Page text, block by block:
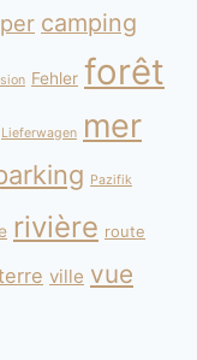
camping
Fehler forêt
Lieferwagen mer
Pazifik
rivière route
ville vue